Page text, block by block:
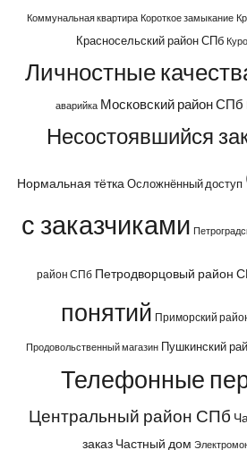
Коммунальная квартира Короткое замыкание
Красносельский район СПб
Личностные
аварийка Московский район СПб
Несостоявшийся
Нормальная тётка Осложнённый доступ
с заказчиками
район СПб Петродворцовый район
понятий Приморский
Продовольственный магазин Пушкинский
Телефонные
Центральный район СПб
заказ Частный дом